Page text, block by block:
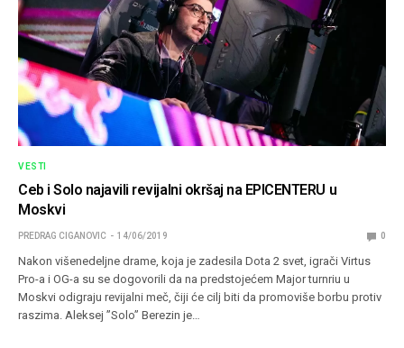
VESTI
Ceb i Solo najavili revijalni okršaj na EPICENTERU u
Moskvi
PREDRAG CIGANOVIC 14/06/2019 0
Nakon višenedeljne drame, koja je zadesila Dota 2 svet, igrači Virtus
Pro-a i OG-a su se dogovorili da na predstojećem Major turnriu u
Moskvi odigraju revijalni meč, čiji će cilj biti da promoviše borbu protiv
raszima. Aleksej ”Solo” Berezin je…